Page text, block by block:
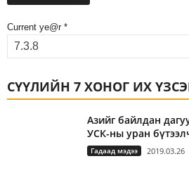
Current ye@r *
СҮҮЛИЙН 7 ХОНОГ ИХ
Азийг байлдан
УСК-ны уран
Гадаад мэдээ 2019.03.26